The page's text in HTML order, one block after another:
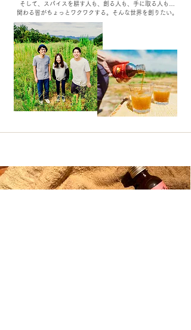
そして、スパイスを耕す人も、創る人も、手に取る人も…
​関わる皆がちょっとワクワクする。そんな世界を創りたい。